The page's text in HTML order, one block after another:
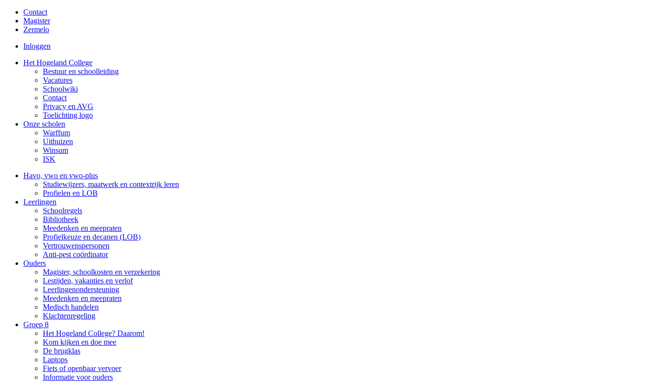
Contact
Magister
Zermelo
Inloggen
Het Hogeland College
Bestuur en schoolleiding
Vacatures
Schoolwiki
Contact
Privacy en AVG
Toelichting logo
Onze scholen
Warffum
Uithuizen
Winsum
ISK
Havo, vwo en vwo-plus
Studiewijzers, maatwerk en contextrijk leren
Profielen en LOB
Leerlingen
Schoolregels
Bibliotheek
Meedenken en meepraten
Profielkeuze en decanen (LOB)
Vertrouwenspersonen
Anti-pest coördinator
Ouders
Magister, schoolkosten en verzekering
Lestijden, vakanties en verlof
Leerlingenondersteuning
Meedenken en meepraten
Medisch handelen
Klachtenregeling
Groep 8
Het Hogeland College? Daarom!
Kom kijken en doe mee
De brugklas
Laptops
Fiets of openbaar vervoer
Informatie voor ouders